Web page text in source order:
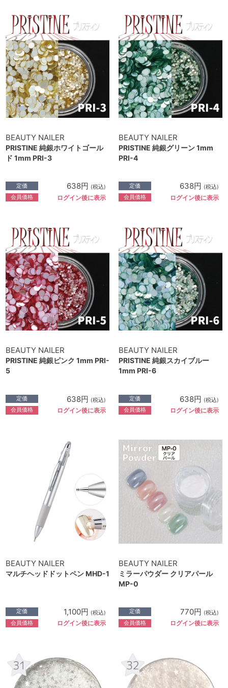
BEAUTY NAILER
PRISTINE 純銀ホワイトゴール
ド 1mm PRI-3
定価 638円 (税込)
会員価格 ログイン後に表示
BEAUTY NAILER
PRISTINE 純銀グリーン 1mm
PRI-4
定価 638円 (税込)
会員価格 ログイン後に表示
BEAUTY NAILER
PRISTINE 純銀ピンク 1mm PRI-
5
定価 638円 (税込)
会員価格 ログイン後に表示
BEAUTY NAILER
PRISTINE 純銀スカイブルー
1mm PRI-6
定価 638円 (税込)
会員価格 ログイン後に表示
BEAUTY NAILER
マルチヘッドドットペン MHD-1
定価 1,100円 (税込)
会員価格 ログイン後に表示
BEAUTY NAILER
ミラーパウダー クリアパール
MP-0
定価 770円 (税込)
会員価格 ログイン後に表示